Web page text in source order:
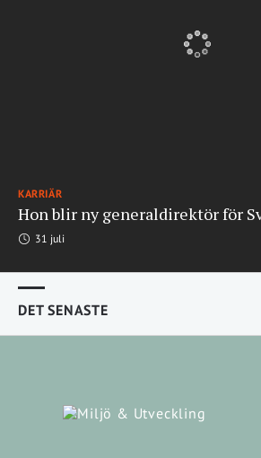
KARRIÄR
Hon blir ny generaldirektör för
31 juli
DET SENASTE